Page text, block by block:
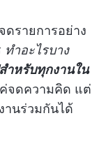
ดรายการอย่าง
ทำอะไรบาง
ำหรับทุกงานใน
จดความคิด แต่
านร่วมกันได้